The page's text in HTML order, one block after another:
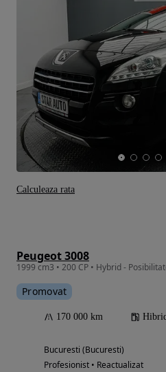
Peugeot 3008
Promovat
170 000 km
Bucuresti (Bucuresti)
Profesionist • Reactualizat
Calculeaza rata